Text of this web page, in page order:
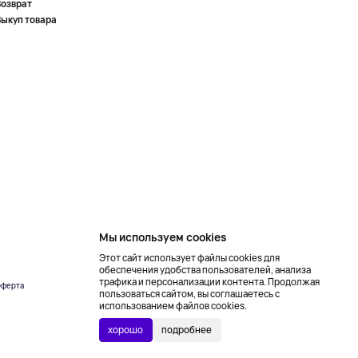
товара
Создание сайта –
NetLab
Мы используем cookies
Этот сайт использует файлы cookies для
обеспечения удобства пользователей, анализа
трафика и персонализации контента. Продолжая
пользоваться сайтом, вы соглашаетесь с
использованием файлов cookies.
хорошо подробнее